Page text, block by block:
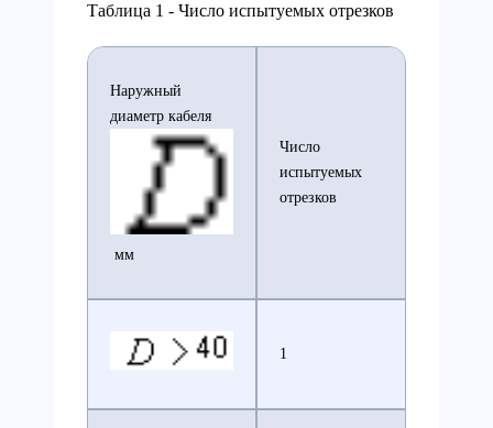
Таблица 1 - Число испытуемых отрезков
Наружный
диаметр кабеля
мм
Число
испытуемых
отрезков
1